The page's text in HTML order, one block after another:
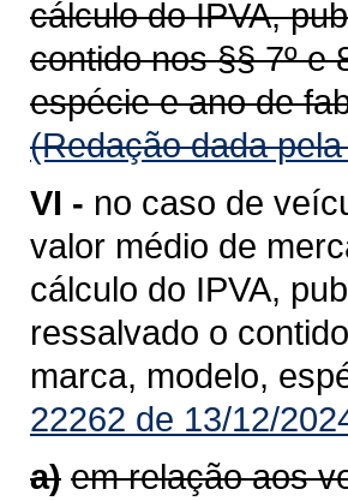
cálculo do IPVA,
contido nos §§ 7º e
espécie e ano de
(Redação dada
VI - no caso de
valor médio de
cálculo do IPVA,
ressalvado o
marca, modelo,
22262 de 13/12/
a) em relação aos